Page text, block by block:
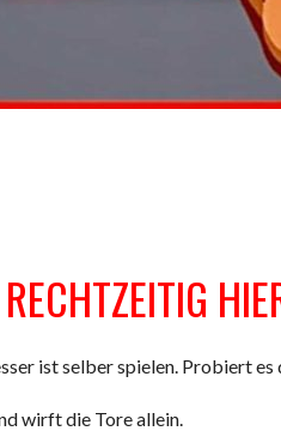
ist selber spielen. Probiert es
wirft die Tore allein.